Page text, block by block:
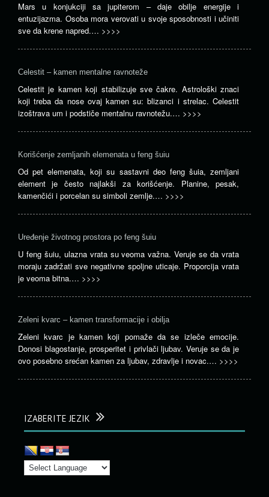
Mars u konjukciji sa jupiterom – daje obilje energije i
entuzijazma. Osoba mora verovati u svoje sposobnosti i učiniti
sve da krene napred.… >>>>
Celestit – kamen mentalne ravnoteže
Celestit je kamen koji stabilizuje sve čakre. Astrološki znaci
koji treba da nose ovaj kamen su: blizanci i strelac. Celestit
izoštrava um i podstiče mentalnu ravnotežu.… >>>>
Korišćenje zemljanih elemenata u feng šuiu
Od pet elemenata, koji su sastavni deo feng šuia, zemljani
element je često najlakši za korišćenje. Planine, pesak,
kamenčići i porcelan su simboli zemlje.… >>>>
Uređenje životnog prostora po feng šuiu
U feng šuiu, ulazna vrata su veoma važna. Veruje se da vrata
moraju zadržati sve negativne spoljne uticaje. Proporcija vrata
je veoma bitna.… >>>>
Zeleni kvarc – kamen transformacije i obilja
Zeleni kvarc je kamen koji pomaže da se izleče emocije.
Donosi blagostanje, prosperitet i privlači ljubav. Veruje se da je
ovo posebno srećan kamen za ljubav, zdravlje i novac.… >>>>
IZABERITE JEZIK